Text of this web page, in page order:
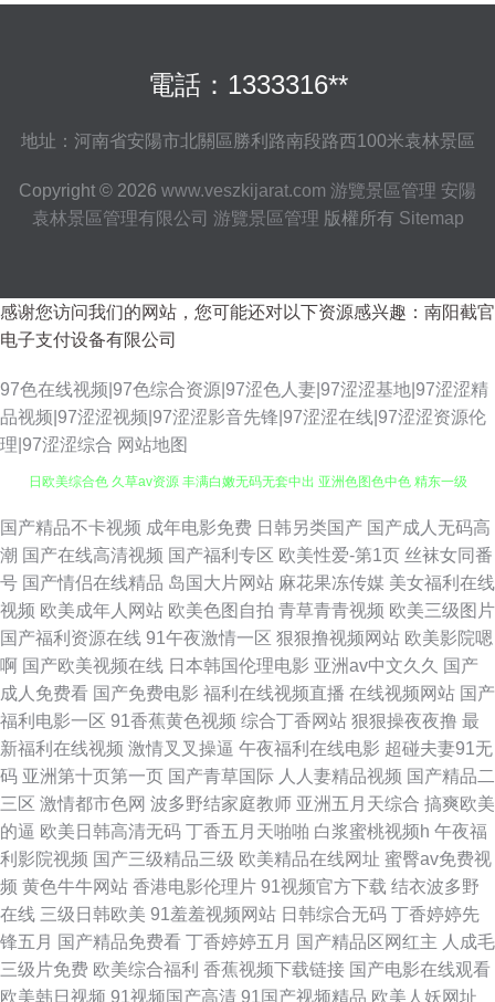
電話：1333316**
地址：河南省安陽市北關區勝利路南段路西100米袁林景區
Copyright © 2026 www.veszkijarat.com 游覽景區管理 安陽
袁林景區管理有限公司 游覽景區管理 版權所有 Sitemap
感谢您访问我们的网站，您可能还对以下资源感兴趣：南阳截官
电子支付设备有限公司
97色在线视频|97色综合资源|97涩色人妻|97涩涩基地|97涩涩精
品视频|97涩涩视频|97涩涩影音先锋|97涩涩在线|97涩涩资源伦
理|97涩涩综合 网站地图
特黄A片 尤物网站永久 国产三级片入口 51色情视频 黄色A篇免费视频 91国
产福利电影 欧美性爱1区在线观看 97在线免费超碰 日韩日日爽无码影院 超
踫成人91 成人3D动漫 最新在线国产色网址 欧美日韩国产另类在线 韩国无码
黄色片 91丝袜白虎 欧美成人专区 97国产资源 欧美a人大片精品 97sese在线
视频 第一宅男AV导航入口 亚洲知名国产VA 超碰成人天堂AV导航 欧美A片性
爱视频导航 先锋蜜臀蜜桃资源 亚洲天堂成人天美 欧美成人福利 97超碰免费
公开 青娱乐好屌色 中日黄色网址在线观看 不卡的av网站 国产系列精品久无
91九色在线久久 蜜桃精品福利一区 97mm美眉福利视频 麻豆精品13p 91乱
子伦国产视频 麻豆苹果大象视频 91视频第四页 狼人婷婷五月网 91大神在线
国产精品不卡视频 成年电影免费 日韩另类国产 国产成人无码高
潮 国产在线高清视频 国产福利专区 欧美性爱-第1页 丝袜女同番
号 国产情侣在线精品 岛国大片网站 麻花果冻传媒 美女福利在线
视频 欧美成年人网站 欧美色图自拍 青草青青视频 欧美三级图片
国产福利资源在线 91午夜激情一区 狠狠撸视频网站 欧美影院嗯
啊 国产欧美视频在线 日本韩国伦理电影 亚洲av中文久久 国产
成人免费看 国产免费电影 福利在线视频直播 在线视频网站 国产
福利电影一区 91香蕉黄色视频 综合丁香网站 狠狠操夜夜撸 最
新福利在线视频 激情叉叉操逼 午夜福利在线电影 超碰夫妻91无
码 亚洲第十页第一页 国产青草国际 人人妻精品视频 国产精品二
三区 激情都市色网 波多野结家庭教师 亚洲五月天综合 搞爽欧美
的逼 欧美日韩高清无码 丁香五月天啪啪 白浆蜜桃视频h 午夜福
利影院视频 国产三级精品三级 欧美精品在线网址 蜜臀av免费视
频 黄色牛牛网站 香港电影伦理片 91视频官方下载 结衣波多野
在线 三级日韩欧美 91羞羞视频网站 日韩综合无码 丁香婷婷先
锋五月 国产精品免费看 丁香婷婷五月 国产精品区网红主 人成毛
三级片免费 欧美综合福利 香蕉视频下载链接 国产电影在线观看
欧美韩日视频 91视频国产高清 91国产视频精品 欧美人妖网址